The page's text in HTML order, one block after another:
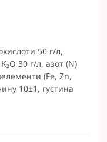
50 г/л,
30 г/л, азот (N)
(Fe, Zn,
10±1, густина